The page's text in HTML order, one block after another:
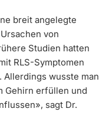
breit angelegte
von
Studien hatten
RLS-Symptomen
Allerdings wusste man
Gehirn erfüllen und
sagt Dr.